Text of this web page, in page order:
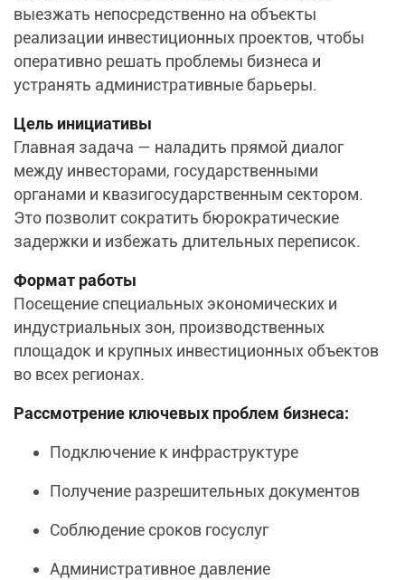
выезжать непосредственно на объекты
реализации инвестиционных проектов, чтобы
оперативно решать проблемы бизнеса и
устранять административные барьеры.
Цель инициативы
Главная задача — наладить прямой диалог
между инвесторами, государственными
органами и квазигосударственным сектором.
Это позволит сократить бюрократические
задержки и избежать длительных переписок.
Формат работы
Посещение специальных экономических и
индустриальных зон, производственных
площадок и крупных инвестиционных объектов
во всех регионах.
Рассмотрение ключевых проблем бизнеса:
Подключение к инфраструктуре
Получение разрешительных документов
Соблюдение сроков госуслуг
Административное давление